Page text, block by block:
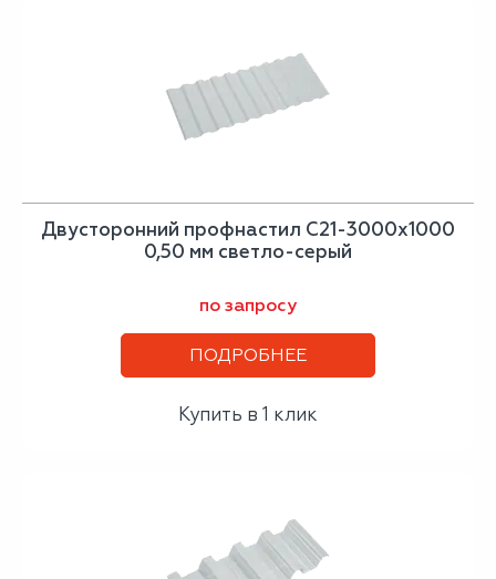
Двусторонний профнастил С21-3000х1000
0,50 мм светло-серый
по запросу
ПОДРОБНЕЕ
Купить в 1 клик